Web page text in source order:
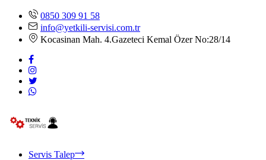
0850 309 91 58
info@yetkili-servisi.com.tr
Kocasinan Mah. 4.Gazeteci Kemal Özer No:28/14
Servis Talep